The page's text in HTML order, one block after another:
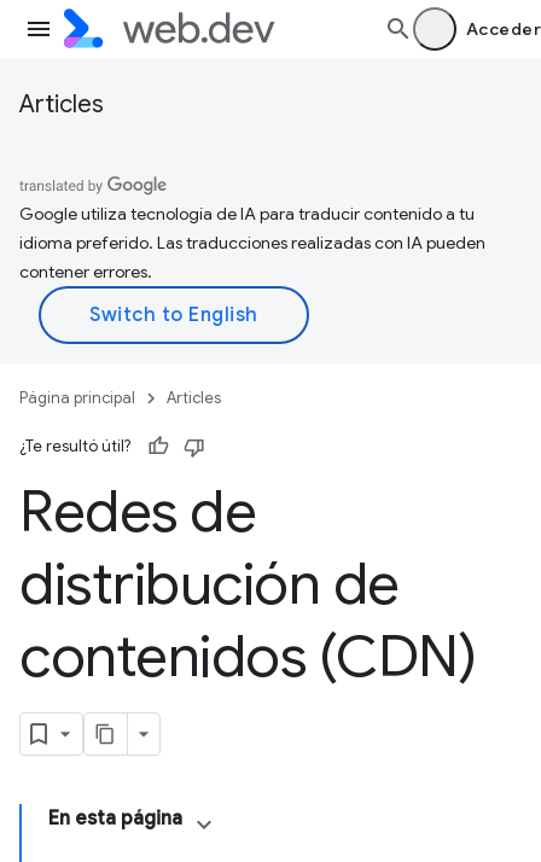
Acceder
Articles
Google utiliza tecnología de IA para traducir contenido a tu
idioma preferido. Las traducciones realizadas con IA pueden
contener errores.
Página principal Articles
¿Te resultó útil?
Redes de
distribución de
contenidos (CDN)
En esta página